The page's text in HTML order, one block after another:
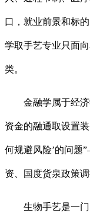
口，就业前景和标
学取手艺专业只面
类。
金融学属于经济
资金的融通取设置
何规避风险’的问
资、国度货泉政策
生物手艺是一门